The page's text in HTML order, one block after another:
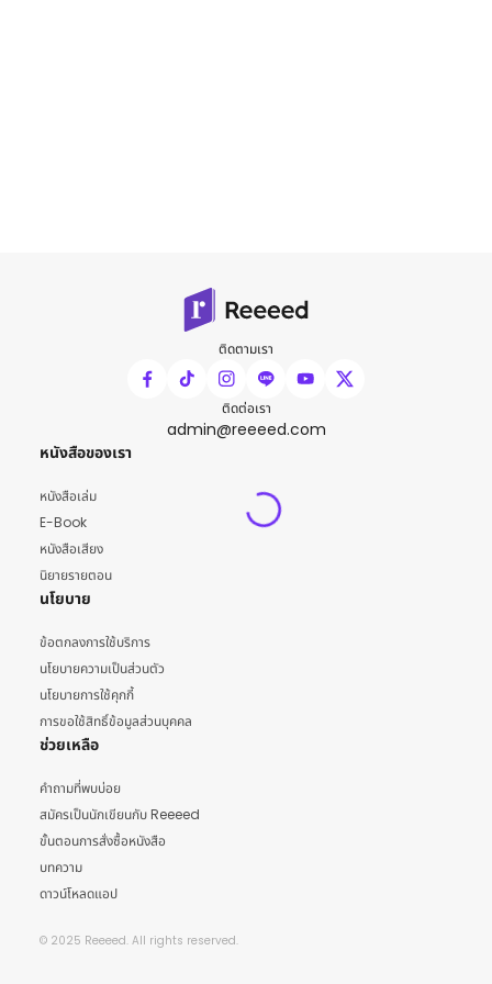
ติดตามเรา
ติดต่อเรา
admin@reeeed.com
หนังสือของเรา
หนังสือเล่ม
E-Book
หนังสือเสียง
นิยายรายตอน
นโยบาย
ข้อตกลงการใช้บริการ
นโยบายความเป็นส่วนตัว
นโยบายการใช้คุกกี้
การขอใช้สิทธิ์ข้อมูลส่วนบุคคล
ช่วยเหลือ
คำถามที่พบบ่อย
สมัครเป็นนักเขียนกับ Reeeed
ขั้นตอนการสั่งซื้อหนังสือ
บทความ
ดาวน์โหลดแอป
© 2025 Reeeed. All rights reserved.